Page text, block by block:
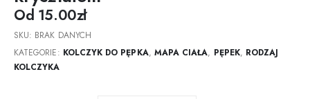
Od 15.00zł
SKU: BRAK DANYCH
KATEGORIE: KOLCZYK DO PĘPKA, MAPA CIAŁA, PĘPEK, RODZAJ
KOLCZYKA